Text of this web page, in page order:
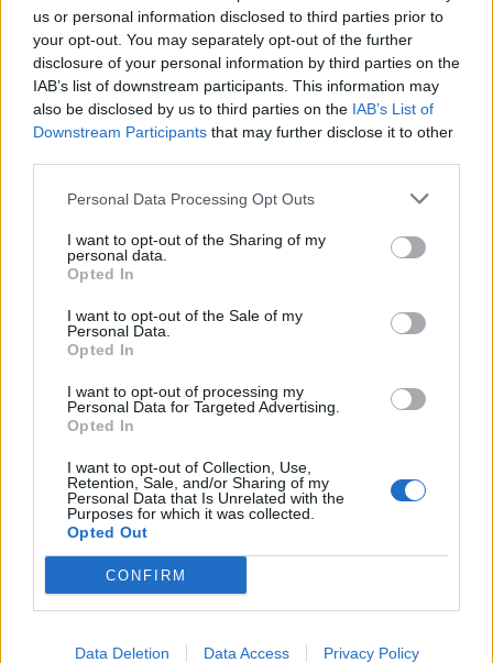
us or personal information disclosed to third parties prior to
your opt-out. You may separately opt-out of the further
disclosure of your personal information by third parties on the
IAB’s list of downstream participants. This information may
also be disclosed by us to third parties on the IAB’s List of
Downstream Participants that may further disclose it to other
Personal Data Processing Opt Outs
I want to opt-out of the Sharing of my
personal data.
Opted In
I want to opt-out of the Sale of my
Personal Data.
Opted In
I want to opt-out of processing my
Personal Data for Targeted Advertising.
Opted In
I want to opt-out of Collection, Use,
Retention, Sale, and/or Sharing of my
Personal Data that Is Unrelated with the
Purposes for which it was collected.
Opted Out
CONFIRM
Data Deletion Data Access Privacy Policy
In evidenza